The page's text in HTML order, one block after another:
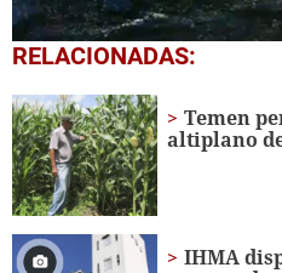
0
seconds
1
minute,
57
seconds
RELACIONADAS:
Temen
altiplano
IHMA